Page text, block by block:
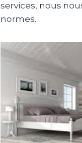
services, nous
normes.